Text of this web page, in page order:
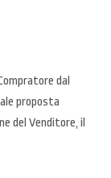
dal
proposta
del Venditore, il